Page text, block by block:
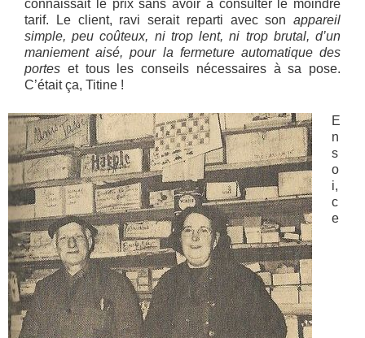
connaissait le prix sans avoir à consulter le moindre
tarif. Le client, ravi serait reparti avec son appareil
simple, peu coûteux, ni trop lent, ni trop brutal, d’un
maniement aisé, pour la fermeture automatique des
portes et tous les conseils nécessaires à sa pose.
C’était ça, Titine !
E
n
s
o
i,
c
e